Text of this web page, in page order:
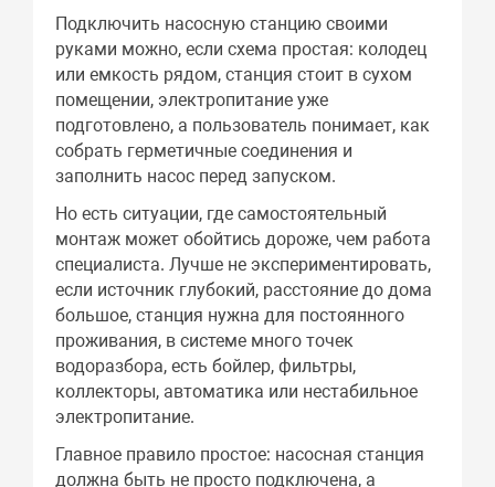
Подключить насосную станцию своими
руками можно, если схема простая: колодец
или емкость рядом, станция стоит в сухом
помещении, электропитание уже
подготовлено, а пользователь понимает, как
собрать герметичные соединения и
заполнить насос перед запуском.
Но есть ситуации, где самостоятельный
монтаж может обойтись дороже, чем работа
специалиста. Лучше не экспериментировать,
если источник глубокий, расстояние до дома
большое, станция нужна для постоянного
проживания, в системе много точек
водоразбора, есть бойлер, фильтры,
коллекторы, автоматика или нестабильное
электропитание.
Главное правило простое: насосная станция
должна быть не просто подключена, а